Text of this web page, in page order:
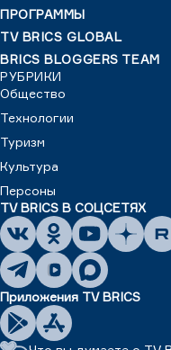
ПРОГРАММЫ
TV BRICS GLOBAL
BRICS BLOGGERS TEAM
РУБРИКИ
Общество
Технологии
Туризм
Культура
Персоны
TV BRICS В СОЦСЕТЯХ
Приложения TV BRICS